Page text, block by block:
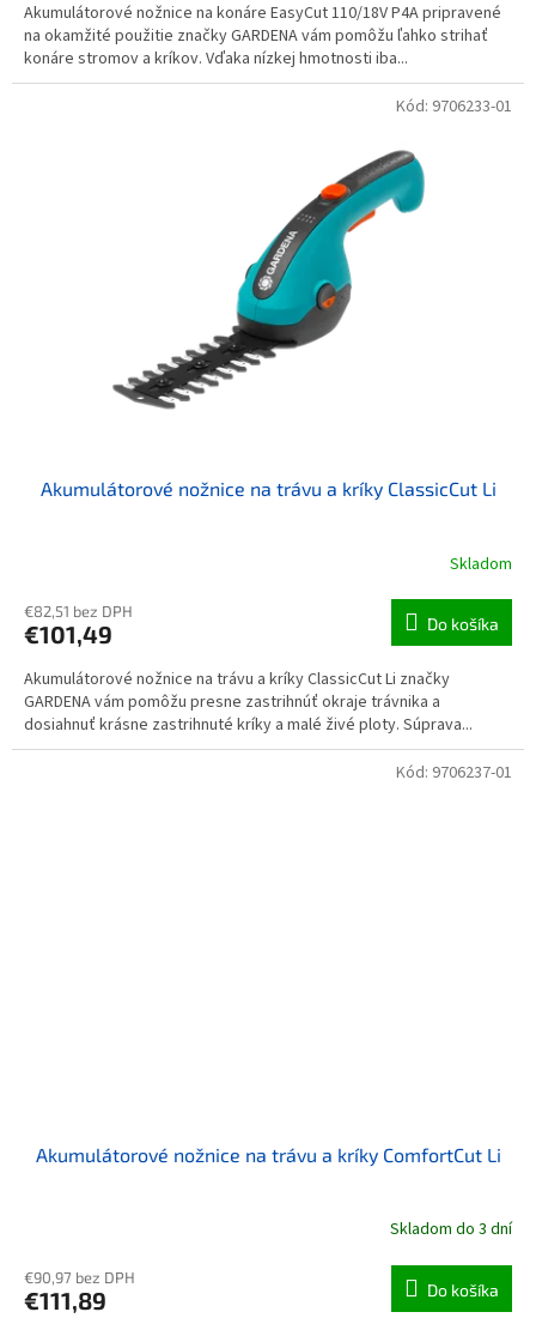
Akumulátorové nožnice na konáre EasyCut 110/18V P4A pripravené
na okamžité použitie značky GARDENA vám pomôžu ľahko strihať
konáre stromov a kríkov. Vďaka nízkej hmotnosti iba...
Akumulátorové nožnice na trávu a kríky ClassicCut Li
Skladom
€82,51 bez DPH
€101,49 Do košíka
Akumulátorové nožnice na trávu a kríky ClassicCut Li značky
GARDENA vám pomôžu presne zastrihnúť okraje trávnika a
dosiahnuť krásne zastrihnuté kríky a malé živé ploty. Súprava...
Kód: 9706233-01
Akumulátorové nožnice na trávu a kríky ComfortCut Li
Skladom do 3 dní
€90,97 bez DPH
€111,89 Do košíka
Kód: 9706237-01